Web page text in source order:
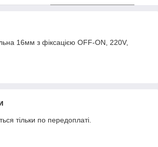
16мм з фіксацією OFF-ON, 220V,
тільки по передоплаті.